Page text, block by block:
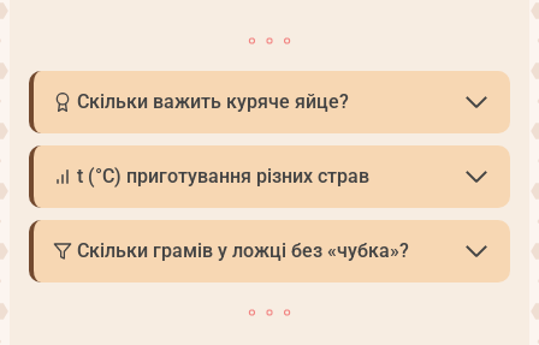
Скільки важить куряче яйце?
t (°С) приготування різних страв
Скільки грамів у ложці без «чубка»?